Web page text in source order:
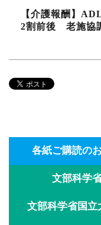
【介護報酬】
2割前後 老施協
各紙ご購読の
文部科学
文部科学省国立